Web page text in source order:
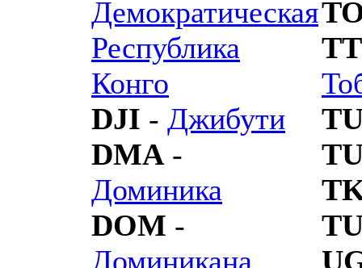
Демократическая
Республика
Конго
DJI - Джибути
DMA -
Доминика
DOM -
Доминикана